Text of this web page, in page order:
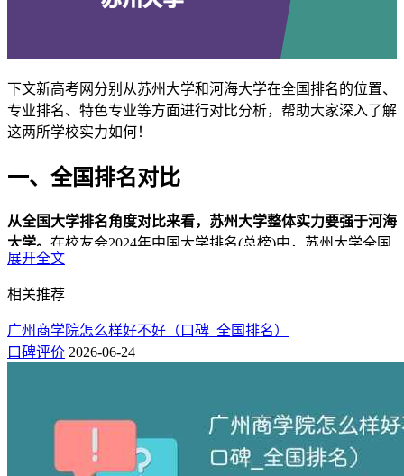
下文新高考网分别从苏州大学和河海大学在全国排名的位置、
专业排名、特色专业等方面进行对比分析，帮助大家深入了解
这两所学校实力如何！
一、全国排名对比
从全国大学排名角度对比来看，苏州大学整体实力要强于河海
大学。 在校友会2024年中国大学排名(总榜)中，苏州大学全国
排名第39位，与全国排名第61位的河海大学相比，高了22个位
次，排在河海大学之前。
年份 院校 全国排名 总分 星级
办学层次
2024 苏州大学 39
二、专业实力对比
从专业排名方面，根据校友会2024中国大学一流专业排名榜
展开全文
相关推荐
广州商学院怎么样好不好（口碑_全国排名）
口碑评价 2026-06-24